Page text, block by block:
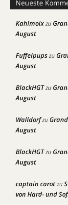
Neueste
Kahlmoixzu
August
Fuffelpupszu
August
BlackHGTzu
August
Walldorfzu
August
BlackHGTzu
August
captain carotzu
von Hard- und